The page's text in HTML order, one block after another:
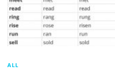
ALL